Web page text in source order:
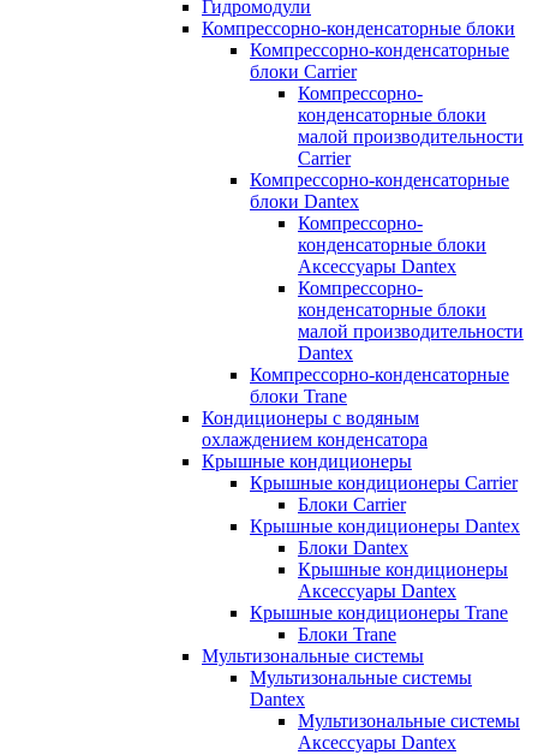
Гидромодули
Компрессорно-конденсаторные блоки
Компрессорно-конденсаторные
блоки Carrier
Компрессорно-
конденсаторные блоки
малой производительности
Carrier
Компрессорно-конденсаторные
блоки Dantex
Компрессорно-
конденсаторные блоки
Аксессуары Dantex
Компрессорно-
конденсаторные блоки
малой производительности
Dantex
Компрессорно-конденсаторные
блоки Trane
Кондиционеры с водяным
охлаждением конденсатора
Крышные кондиционеры
Крышные кондиционеры Carrier
Блоки Carrier
Крышные кондиционеры Dantex
Блоки Dantex
Крышные кондиционеры
Аксессуары Dantex
Крышные кондиционеры Trane
Блоки Trane
Мультизональные системы
Мультизональные системы
Dantex
Мультизональные системы
Аксессуары Dantex